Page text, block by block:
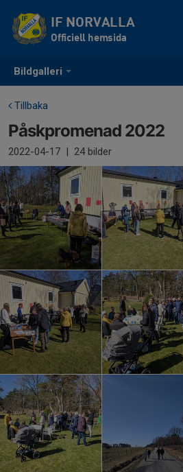
Bildgalleri
IF NORVALLA
Officiell hemsida
Tillbaka
Påskpromenad 2022
2022-04-17 | 24 bilder